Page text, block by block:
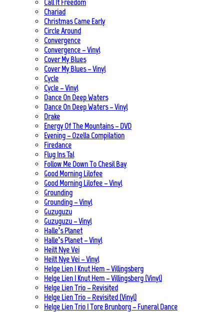
Call It Freedom
Chariad
Christmas Came Early
Circle Around
Convergence
Convergence – Vinyl
Cover My Blues
Cover My Blues – Vinyl
Cycle
Cycle – Vinyl
Dance On Deep Waters
Dance On Deep Waters – Vinyl
Drake
Energy Of The Mountains – DVD
Evening – Ozella Compilation
Firedance
Flug Ins Tal
Follow Me Down To Chesil Bay
Good Morning Lilofee
Good Morning Lilofee – Vinyl
Grounding
Grounding – Vinyl
Guzuguzu
Guzuguzu – Vinyl
Halle’s Planet
Halle’s Planet – Vinyl
Heilt Nye Vei
Heilt Nye Vei – Vinyl
Helge Lien | Knut Hem – Villingsberg
Helge Lien | Knut Hem – Villingsberg (Vinyl)
Helge Lien Trio – Revisited
Helge Lien Trio – Revisited (Vinyl)
Helge Lien Trio | Tore Brunborg – Funeral Dance